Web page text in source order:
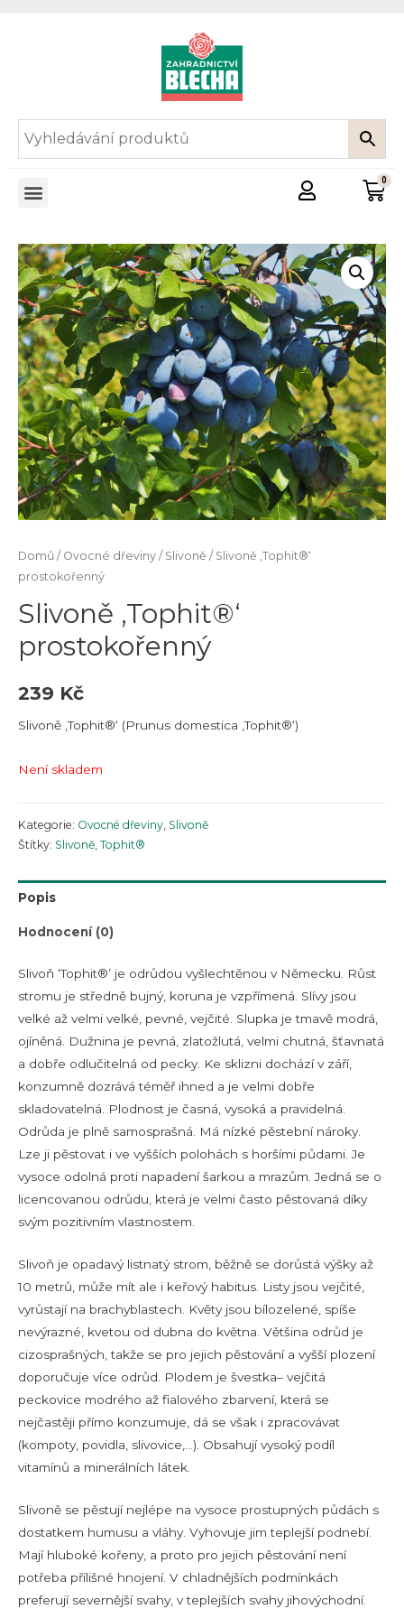
Domů / Ovocné dřeviny / Slivoně / Slivoně ‚Tophit®‘
prostokořenný
Slivoně ‚Tophit®‘
prostokořenný
239 Kč
Slivoně ‚Tophit®‘ (Prunus domestica ‚Tophit®‘)
Není skladem
Kategorie: Ovocné dřeviny Slivoně
Štítky: Slivoně Tophit®
Popis
Hodnocení (0)
Slivoň ‘Tophit®’ je odrůdou vyšlechtěnou v Německu. Růst
stromu je středně bujný, koruna je vzpřímená. Slívy jsou
velké až velmi velké, pevné, vejčité. Slupka je tmavě modrá,
ojíněná. Dužnina je pevná, zlatožlutá, velmi chutná, šťavnatá
a dobře odlučitelná od pecky. Ke sklizni dochází v září,
konzumně dozrává téměř ihned a je velmi dobře
skladovatelná. Plodnost je časná, vysoká a pravidelná.
Odrůda je plně samosprašná. Má nízké pěstební nároky.
Lze ji pěstovat i ve vyšších polohách s horšími půdami. Je
vysoce odolná proti napadení šarkou a mrazům. Jedná se o
licencovanou odrůdu, která je velmi často pěstovaná díky
svým pozitivním vlastnostem.
Slivoň je opadavý listnatý strom, běžně se dorůstá výšky až
10 metrů, může mít ale i keřový habitus. Listy jsou vejčité,
vyrůstají na brachyblastech. Květy jsou bílozelené, spíše
nevýrazné, kvetou od dubna do května. Většina odrůd je
cizosprašných, takže se pro jejich pěstování a vyšší plození
doporučuje více odrůd. Plodem je švestka– vejčitá
peckovice modrého až fialového zbarvení, která se
nejčastěji přímo konzumuje, dá se však i zpracovávat
(kompoty, povidla, slivovice,…). Obsahují vysoký podíl
vitamínů a minerálních látek.
Slivoně se pěstují nejlépe na vysoce prostupných půdách s
dostatkem humusu a vláhy. Vyhovuje jim teplejší podnebí.
Mají hluboké kořeny, a proto pro jejich pěstování není
potřeba přílišné hnojení. V chladnějších podmínkách
preferují severnější svahy, v teplejších svahy jihovýchodní.